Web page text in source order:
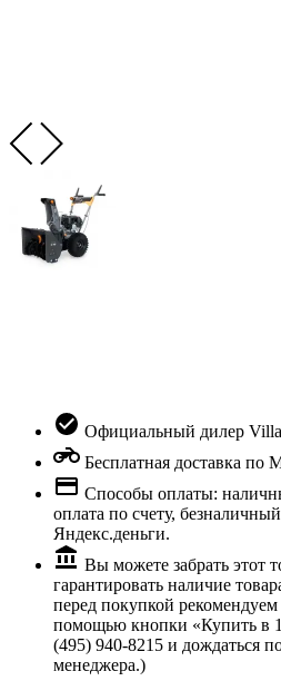
Официальный дилер
Бесплатная доставка по
Способы оплаты:
оплата по счету,
Яндекс.деньги.
Вы можете забрать этот
гарантировать наличие
перед покупкой рекомендуем
помощью кнопки «Купить в
(495) 940-8215 и дождаться
менеджера.)